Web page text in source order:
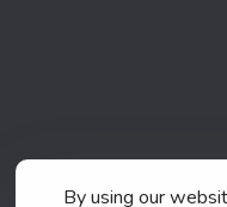
By using our